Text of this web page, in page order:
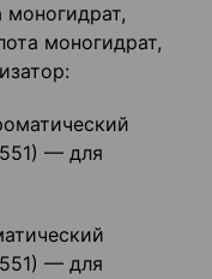
моногидрат,
моногидрат,
— для
— для